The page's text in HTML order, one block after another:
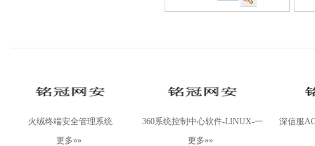
火绒终端安全管理系统
V2.0Windows专业版
更多»»
360系统控制中心软件-LINUX-一
年
更多»»
深信服